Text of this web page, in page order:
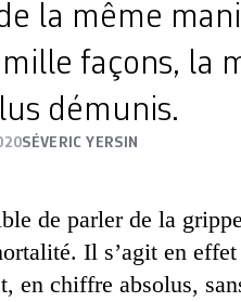
la même
façons, la
démunis.
SÉVERIC YERSIN
de parler de la
Il s’agit en
en chiffre absolus,